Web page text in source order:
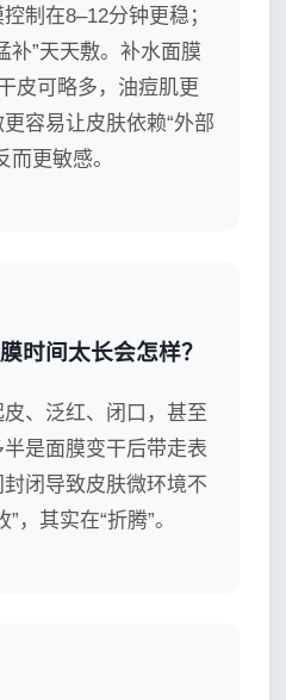
制在8–12分钟更稳；
补”天天敷。补水面膜
皮可略多，油痘肌更
容易让皮肤依赖“外部
而更敏感。
时间太长会怎样？
、泛红、闭口，甚至
是面膜变干后带走表
闭导致皮肤微环境不
，其实在“折腾”。